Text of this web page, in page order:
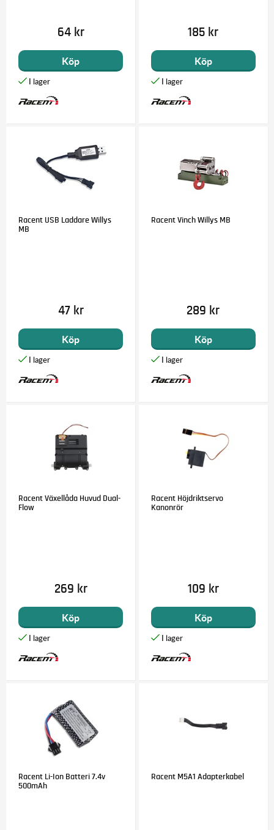
64 kr
Köp
185 kr
Köp
Racent USB Laddare Willys
MB
47 kr
Köp
Racent Vinch Willys MB
289 kr
Köp
Racent Växellåda Huvud Dual-
Flow
269 kr
Köp
Racent Höjdriktservo
Kanonrör
109 kr
Köp
Racent Li-Ion Batteri 7.4v
500mAh
Racent M5A1 Adapterkabel